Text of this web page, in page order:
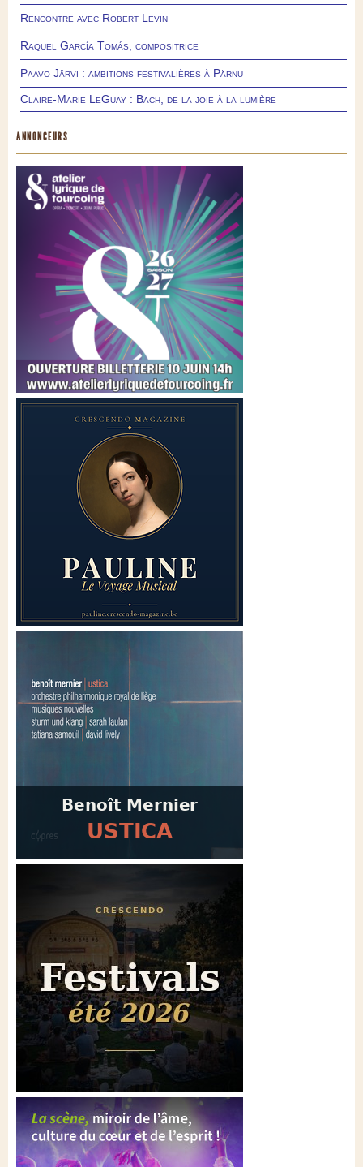
Rencontre avec Robert Levin
Raquel García Tomás, compositrice
Paavo Järvi : ambitions festivalières à Pärnu
Claire-Marie LeGuay : Bach, de la joie à la lumière
ANNONCEURS